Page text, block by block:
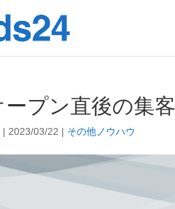
ープン直後の集
| 2023/03/22 | その他ノウハウ